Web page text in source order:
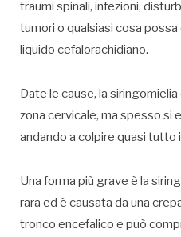
traumi spinali, infezioni,
tumori o qualsiasi cosa
liquido cefalorachidiano.
Date le cause, la
zona cervicale, ma spesso si
andando a colpire quasi tutto
Una forma più grave è la
rara ed è causata da una
tronco encefalico e può